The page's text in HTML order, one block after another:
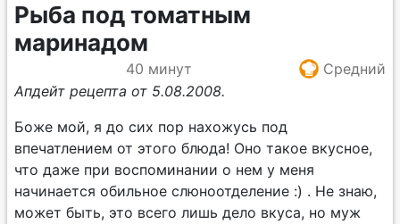
Рыба под томатным
маринадом
40 минут
Средний
Апдейт рецепта от 5.08.2008.
Боже мой, я до сих пор нахожусь под
впечатлением от этого блюда! Оно такое вкусное,
что даже при воспоминании о нем у меня
начинается обильное слюноотделение :) . Не знаю,
может быть, это всего лишь дело вкуса, но муж